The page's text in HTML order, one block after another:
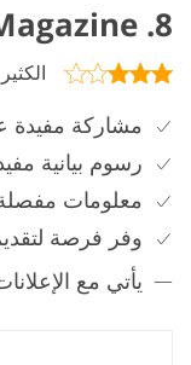
8. Smashing Magazine
مشاركة مفيدة
رسوم بيانية
معلومات
وفر فرصة
يأتي مع